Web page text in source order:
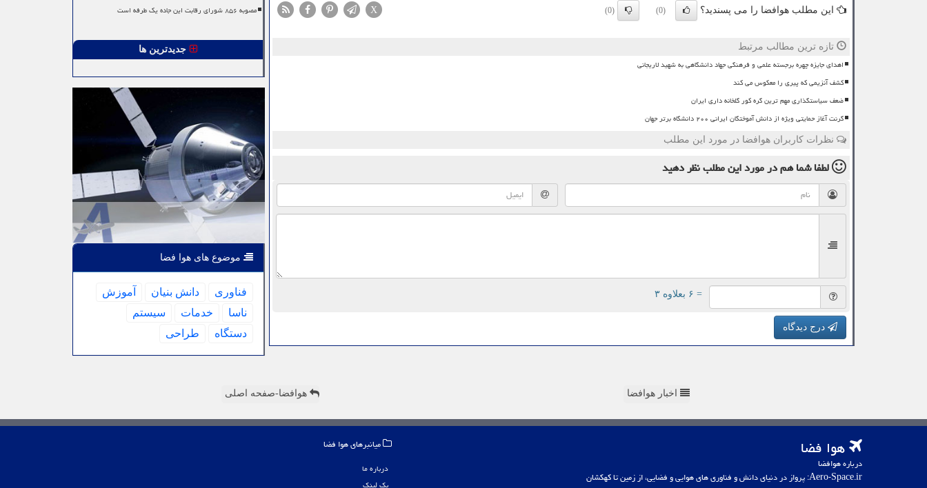
این مطلب هوافضا را می پسندید؟ (0)
(0)
X
تازه ترین مطالب مرتبط
اهدای جایزه چهره برجسته علمی و فرهنگی جهاد دانشگاهی به شهید لاریجانی
کشف آنزیمی که پیری را معکوس می کند
ضعف سیاستگذاری مهم ترین گره کور گلخانه داری ایران
گرنت آغاز حمایتی ویژه از دانش آموختگان ایرانی ۲۰۰ دانشگاه برتر جهان
نظرات کاربران هوافضا در مورد این مطلب
لطفا شما همدر مورد این مطلبنظر دهید
= ۶ بعلاوه ۳
درج دیدگاه
مصوبه ۸۵۶ شورای رقابت این جاده یک طرفه است
جدیدترین ها
موضوع های هوا فضا
فناوری دانش بنیان
آموزش
ناسا
خدمات
سیستم
دستگاه
طراحی
اخبار هوافضا هوافضا-صفحه اصلی
هوا فضا
درباره هوافضا
Aero-Space.ir: پرواز در دنیای دانش و فناوری های هوایی و فضایی، از زمین تا کهکشان
میانبرهای هوا فضا
درباره ما